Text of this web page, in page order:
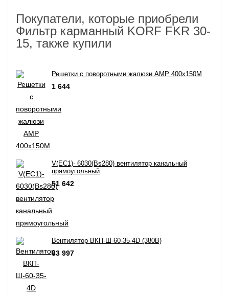
Покупатели, которые приобрели
Фильтр карманный KORF FKR 30-
15, также купили
Решетки с поворотными жалюзи АМР 400x150M
1 644
V(EC1)- 6030(Bs280) вентилятор канальный
прямоугольный
51 642
Вентилятор ВКП-Ш-60-35-4D (380В)
83 997